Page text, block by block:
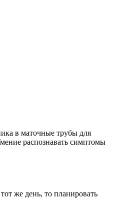
в маточные трубы для
распознавать симптомы
же день, то планировать